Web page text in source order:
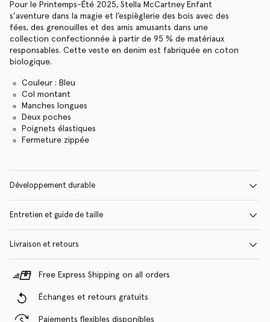
Pour le Printemps-Été 2025, Stella McCartney Enfant
s’aventure dans la magie et l’espièglerie des bois avec des
fées, des grenouilles et des amis amusants dans une
collection confectionnée à partir de 95 % de matériaux
responsables. Cette veste en denim est fabriquée en coton
biologique.
Couleur : Bleu
Col montant
Manches longues
Deux poches
Poignets élastiques
Fermeture zippée
Développement durable
Entretien et guide de taille
Livraison et retours
Free Express Shipping on all orders
Échanges et retours gratuits
Paiements flexibles disponibles